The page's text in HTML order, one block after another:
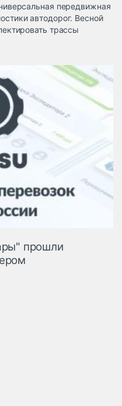
и
Дзен
передвижная
автодорог. Весной
трассы
прошли